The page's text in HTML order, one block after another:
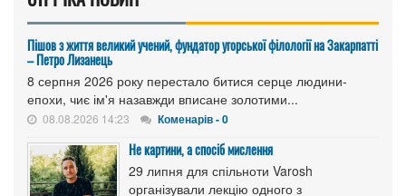
Пішов з життя великий учений, фундатор угорської філології на Закарпатті
– Петро Лизанець
8 серпня 2026 року перестало битися серце людини-
епохи, чиє ім'я назавжди вписане золотими...
08.08.2026 14:23 Коменарів - 0
Не картини, а спосіб мислення
29 липня для спільноти Varosh
організували лекцію одного з